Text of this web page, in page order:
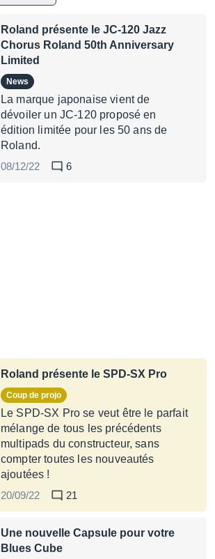
Roland présente le JC-120 Jazz
Chorus Roland 50th Anniversary
Limited
News
La marque japonaise vient de
dévoiler un JC-120 proposé en
édition limitée pour les 50 ans de
Roland.
08/12/22
6
Roland présente le SPD-SX Pro
Coup de projo
Le SPD-SX Pro se veut être le parfait
mélange de tous les précédents
multipads du constructeur, sans
compter toutes les nouveautés
ajoutées !
20/09/22
21
Une nouvelle Capsule pour votre
Blues Cube